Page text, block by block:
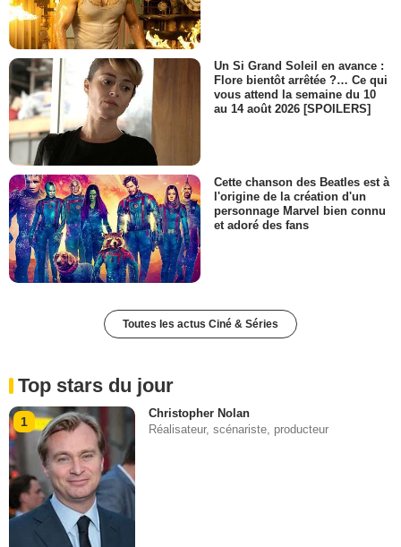
Un Si Grand Soleil en avance :
Flore bientôt arrêtée ?… Ce qui
vous attend la semaine du 10
au 14 août 2026 [SPOILERS]
Cette chanson des Beatles est à
l'origine de la création d'un
personnage Marvel bien connu
et adoré des fans
Toutes les actus Ciné & Séries
Top stars du jour
1
Christopher Nolan
Réalisateur, scénariste, producteur